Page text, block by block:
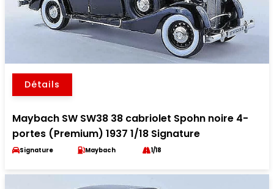
Détails
Maybach SW SW38 38 cabriolet Spohn noire 4-
portes (Premium) 1937 1/18 Signature
Signature Maybach 1/18